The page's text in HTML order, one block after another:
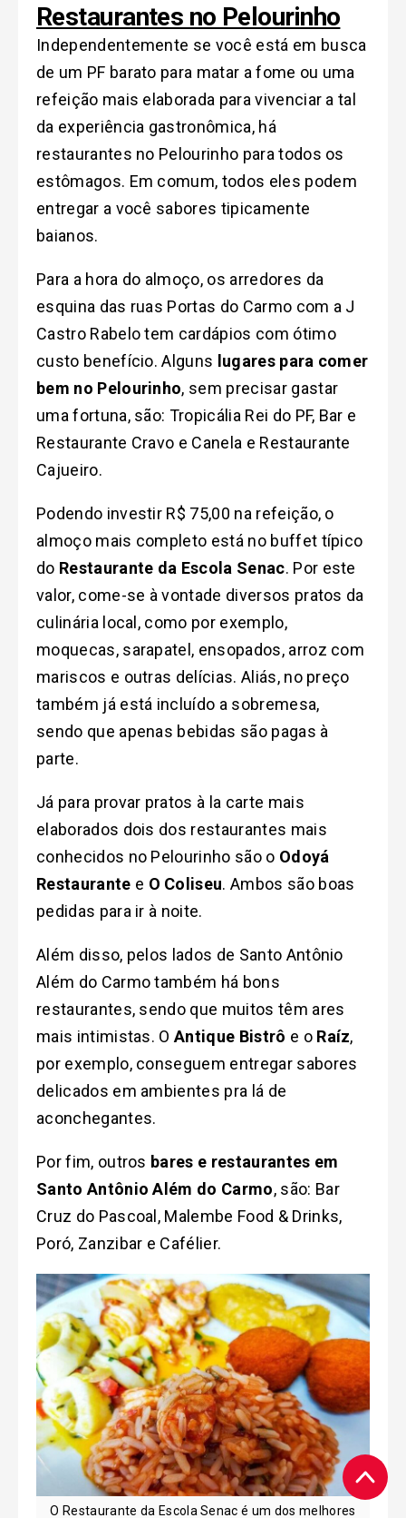
Restaurantes no Pelourinho
Independentemente se você está em busca
de um PF barato para matar a fome ou uma
refeição mais elaborada para vivenciar a tal
da experiência gastronômica, há
restaurantes no Pelourinho para todos os
estômagos. Em comum, todos eles podem
entregar a você sabores tipicamente
baianos.
Para a hora do almoço, os arredores da
esquina das ruas Portas do Carmo com a J
Castro Rabelo tem cardápios com ótimo
custo benefício. Alguns lugares para comer
bem no Pelourinho, sem precisar gastar
uma fortuna, são: Tropicália Rei do PF, Bar e
Restaurante Cravo e Canela e Restaurante
Cajueiro.
Podendo investir R$ 75,00 na refeição, o
almoço mais completo está no buffet típico
do Restaurante da Escola Senac. Por este
valor, come-se à vontade diversos pratos da
culinária local, como por exemplo,
moquecas, sarapatel, ensopados, arroz com
mariscos e outras delícias. Aliás, no preço
também já está incluído a sobremesa,
sendo que apenas bebidas são pagas à
parte.
Já para provar pratos à la carte mais
elaborados dois dos restaurantes mais
conhecidos no Pelourinho são o Odoyá
Restaurante e O Coliseu. Ambos são boas
pedidas para ir à noite.
Além disso, pelos lados de Santo Antônio
Além do Carmo também há bons
restaurantes, sendo que muitos têm ares
mais intimistas. OAntique Bistrô e o Raíz,
por exemplo, conseguem entregar sabores
delicados em ambientes pra lá de
aconchegantes.
Por fim, outros bares e restaurantes em
Santo Antônio Além do Carmo, são: Bar
Cruz do Pascoal, Malembe Food & Drinks,
Poró, Zanzibar e Cafélier.
O Restaurante da Escola Senac é um dos melhores